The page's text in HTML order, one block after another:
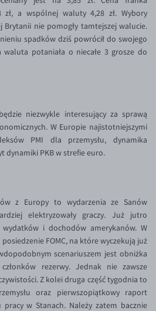
zł, a wspólnej waluty 4,28 zł. Wybory
nie pomogły tamtejszej walucie.
spadków dziś powrócił do swojego
potaniała o niecałe 3 grosze do
niezwykle interesujący za sprawą
W Europie najistotniejszymi
PMI dla przemysłu, dynamika
dynamiki PKB w strefie euro.
z Europy to wydarzenia ze Sanów
elektryzowały graczy. Już jutro
i dochodów amerykanów. W
FOMC, na które wyczekują już
scenariuszem jest obniżka
rezerwy. Jednak nie zawsze
Z kolei druga część tygodnia to
oraz pierwszopiątkowy raport
w Stanach. Należy zatem bacznie